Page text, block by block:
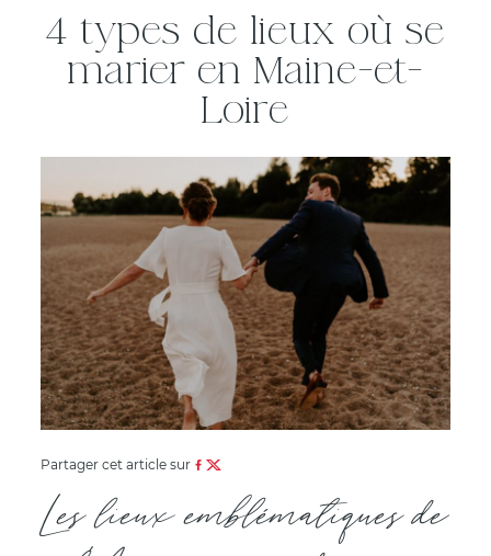
4 types de lieux où se
marier en Maine-et-
Loire
Partager cet article sur
Les lieux emblématiques de